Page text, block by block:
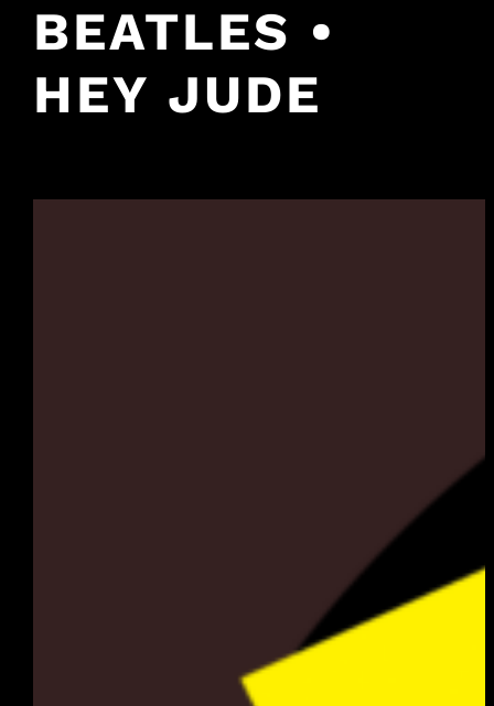
BEATLES •
HEY JUDE